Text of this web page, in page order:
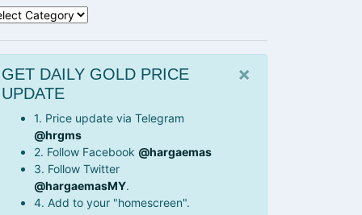
×
GET DAILY GOLD PRICE
UPDATE
1. Price update via Telegram
@hrgms
2. Follow Facebook @hargaemas
3. Follow Twitter
@hargaemasMY.
4. Add to your "homescreen".